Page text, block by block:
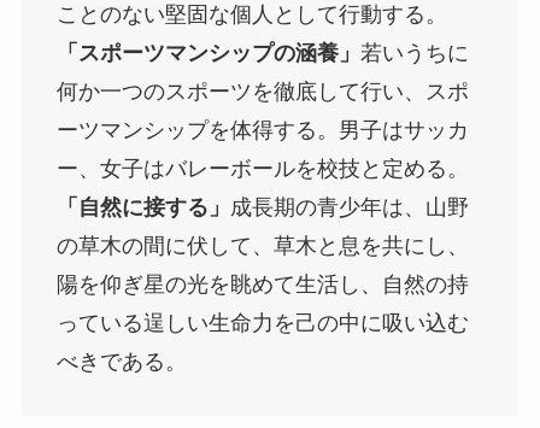
ことのない堅固な個人として行動する。
「スポーツマンシップの涵養」 若いうちに
何か一つのスポーツを徹底して行い、スポ
ーツマンシップを体得する。男子はサッカ
ー、女子はバレーボールを校技と定める。
「自然に接する」 成長期の青少年は、山野
の草木の間に伏して、草木と息を共にし、
陽を仰ぎ星の光を眺めて生活し、自然の持
っている逞しい生命力を己の中に吸い込む
べきである。